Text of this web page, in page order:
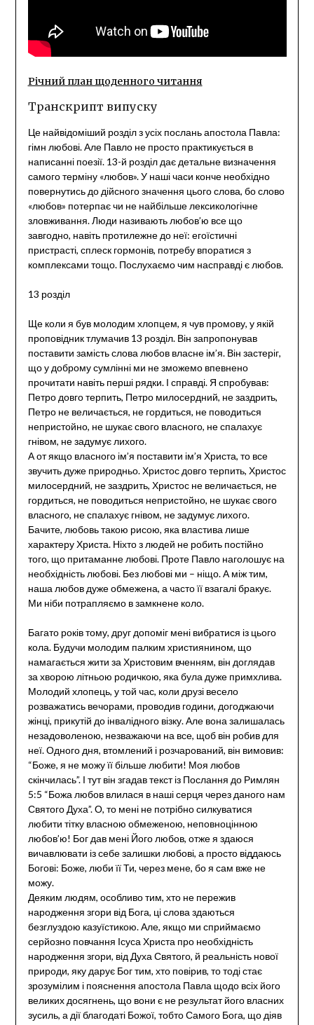
Річний план щоденного читання
Транскрипт випуску
Це найвідоміший розділ з усіх послань апостола Павла:
гімн любові. Але Павло не просто практикується в
написанні поезії. 13-й розділ дає детальне визначення
самого терміну «любов». У наші часи конче необхідно
повернутись до дійсного значення цього слова, бо слово
«любов» потерпає чи не найбільше лексикологічне
зловживання. Люди називають любов’ю все що
завгодно, навіть протилежне до неї: егоїстичні
пристрасті, сплеск гормонів, потребу впоратися з
комплексами тощо. Послухаємо чим насправді є любов.
13 розділ
Ще коли я був молодим хлопцем, я чув промову, у якій
проповідник тлумачив 13 розділ. Він запропонував
поставити замість слова любов власне ім’я. Він застеріг,
що у доброму сумлінні ми не зможемо впевнено
прочитати навіть перші рядки. І справді. Я спробував:
Петро довго терпить, Петро милосердний, не заздрить,
Петро не величається, не гордиться, не поводиться
непристойно, не шукає свого власного, не спалахує
гнівом, не задумує лихого.
А от якщо власного ім’я поставити ім’я Христа, то все
звучить дуже природньо. Христос довго терпить, Христос
милосердний, не заздрить, Христос не величається, не
гордиться, не поводиться непристойно, не шукає свого
власного, не спалахує гнівом, не задумує лихого.
Бачите, любовь такою рисою, яка властива лише
характеру Христа. Ніхто з людей не робить постійно
того, що притаманне любові. Проте Павло наголошує на
необхідність любові. Без любові ми – ніщо. А між тим,
наша любов дуже обмежена, а часто її взагалі бракує.
Ми ніби потрапляємо в замкнене коло.
Багато років тому, друг допоміг мені вибратися із цього
кола. Будучи молодим палким християнином, що
намагається жити за Христовим вченням, він доглядав
за хворою літньою родичкою, яка була дуже примхлива.
Молодий хлопець, у той час, коли друзі весело
розважатись вечорами, проводив години, догоджаючи
жінці, прикутій до інвалідного візку. Але вона залишалась
незадоволеною, незважаючи на все, щоб він робив для
неї. Одного дня, втомлений і розчарований, він вимовив:
“Боже, я не можу її більше любити! Моя любов
скінчилась”. І тут він згадав текст із Послання до Римлян
5:5 “Божа любов влилася в наші серця через даного нам
Святого Духа”. О, то мені не потрібно силкуватися
любити тітку власною обмеженою, неповноцінною
любов’ю! Бог дав мені Його любов, отже я здаюся
вичавлювати із себе залишки любові, а просто віддаюсь
Богові: Боже, люби її Ти, через мене, бо я сам вже не
можу.
Деяким людям, особливо тим, хто не пережив
народження згори від Бога, ці слова здаються
безглуздою казуїстикою. Але, якщо ми сприймаємо
серйозно повчання Ісуса Христа про необхідність
народження згори, від Духа Святого, й реальність нової
природи, яку дарує Бог тим, хто повірив, то тоді стає
зрозумілим і пояснення апостола Павла щодо всіх його
великих досягнень, що вони є не результат його власних
зусиль, а дії благодаті Божої, тобто Самого Бога, що діяв